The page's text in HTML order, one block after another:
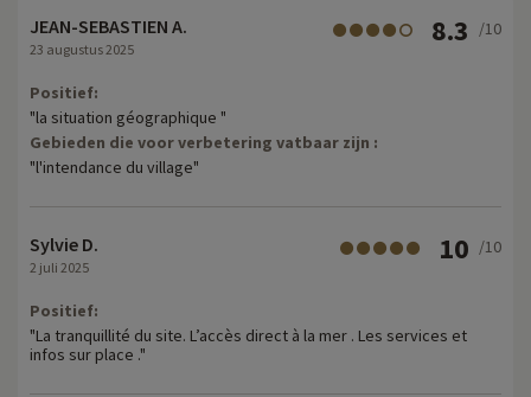
JEAN-SEBASTIEN A.
23 augustus 2025
8.3 /10
Positief:
"la situation géographique "
Gebieden die voor verbetering vatbaar zijn :
"l'intendance du village"
Sylvie D.
2 juli 2025
10 /10
Positief:
"La tranquillité du site. L’accès direct à la mer . Les services et
infos sur place ."